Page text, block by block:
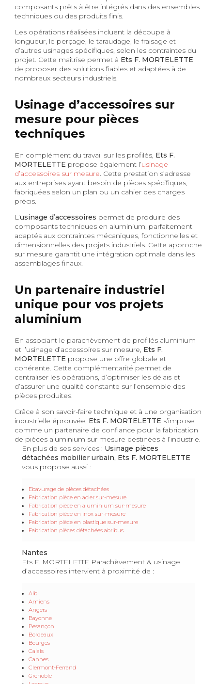
composants prêts à être intégrés dans des ensembles
techniques ou des produits finis.
Les opérations réalisées incluent la découpe à
longueur, le perçage, le taraudage, le fraisage et
d’autres usinages spécifiques, selon les contraintes du
projet. Cette maîtrise permet à Ets F. MORTELETTE
de proposer des solutions fiables et adaptées à de
nombreux secteurs industriels.
Usinage d’accessoires sur
mesure pour pièces
techniques
En complément du travail sur les profilés, Ets F.
MORTELETTE propose également l’usinage
d’accessoires sur mesure. Cette prestation s’adresse
aux entreprises ayant besoin de pièces spécifiques,
fabriquées selon un plan ou un cahier des charges
précis.
L’usinage d’accessoires permet de produire des
composants techniques en aluminium, parfaitement
adaptés aux contraintes mécaniques, fonctionnelles et
dimensionnelles des projets industriels. Cette approche
sur mesure garantit une intégration optimale dans les
assemblages finaux.
Un partenaire industriel
unique pour vos projets
aluminium
En associant le parachèvement de profilés aluminium
et l’usinage d’accessoires sur mesure, Ets F.
MORTELETTE propose une offre globale et
cohérente. Cette complémentarité permet de
centraliser les opérations, d’optimiser les délais et
d’assurer une qualité constante sur l’ensemble des
pièces produites.
Grâce à son savoir-faire technique et à une organisation
industrielle éprouvée, Ets F. MORTELETTE s’impose
comme un partenaire de confiance pour la fabrication
de pièces aluminium sur mesure destinées à l’industrie.
En plus de ses services : Usinage pièces
détachées mobilier urbain, Ets F. MORTELETTE
vous propose aussi :
Ebavurage de pièces détachées
Fabrication pièce en acier sur-mesure
Fabrication pièce en aluminium sur-mesure
Fabrication pièce en inox sur-mesure
Fabrication pièce en plastique sur-mesure
Fabrication pièces détachées abribus
Nantes
Ets F. MORTELETTE Parachèvement & usinage
d’accessoires intervient à proximité de :
Albi
Amiens
Angers
Bayonne
Besançon
Bordeaux
Bourges
Calais
Cannes
Clermont-Ferrand
Grenoble